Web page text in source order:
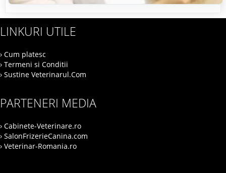
LINKURI UTILE
› Cum platesc
› Termeni si Conditii
› Sustine Veterinarul.Com
PARTENERI MEDIA
› Cabinete-Veterinare.ro
› SalonFrizerieCanina.com
› Veterinar-Romania.ro